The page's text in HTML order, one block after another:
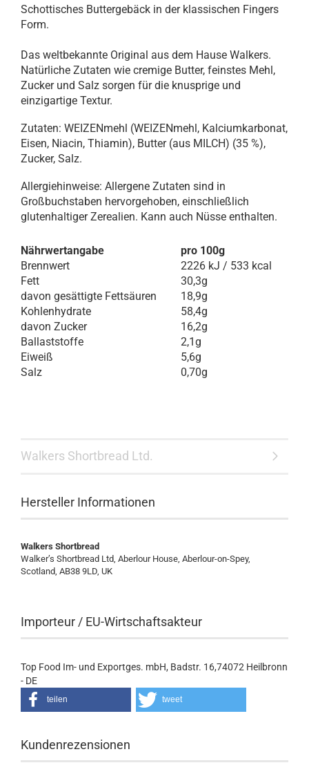
Schottisches Buttergebäck in der klassischen Fingers
Form.
Das weltbekannte Original aus dem Hause Walkers.
Natürliche Zutaten wie cremige Butter, feinstes Mehl,
Zucker und Salz sorgen für die knusprige und
einzigartige Textur.
Zutaten: WEIZENmehl (WEIZENmehl, Kalciumkarbonat,
Eisen, Niacin, Thiamin), Butter (aus MILCH) (35 %),
Zucker, Salz.
Allergiehinweise: Allergene Zutaten sind in
Großbuchstaben hervorgehoben, einschließlich
glutenhaltiger Zerealien. Kann auch Nüsse enthalten.
Nährwertangabe
pro 100g
Brennwert
2226 kJ / 533 kcal
Fett
30,3g
davon gesättigte Fettsäuren
18,9g
Kohlenhydrate
58,4g
davon Zucker
16,2g
Ballaststoffe
2,1g
Eiweiß
5,6g
Salz
0,70g
Walkers Shortbread Ltd.
Hersteller Informationen
Walkers Shortbread
Walker’s Shortbread Ltd, Aberlour House, Aberlour-on-Spey,
Scotland, AB38 9LD, UK
Importeur / EU-Wirtschaftsakteur
Top Food Im- und Exportges. mbH, Badstr. 16,74072 Heilbronn
- DE
teilen tweet
Kundenrezensionen